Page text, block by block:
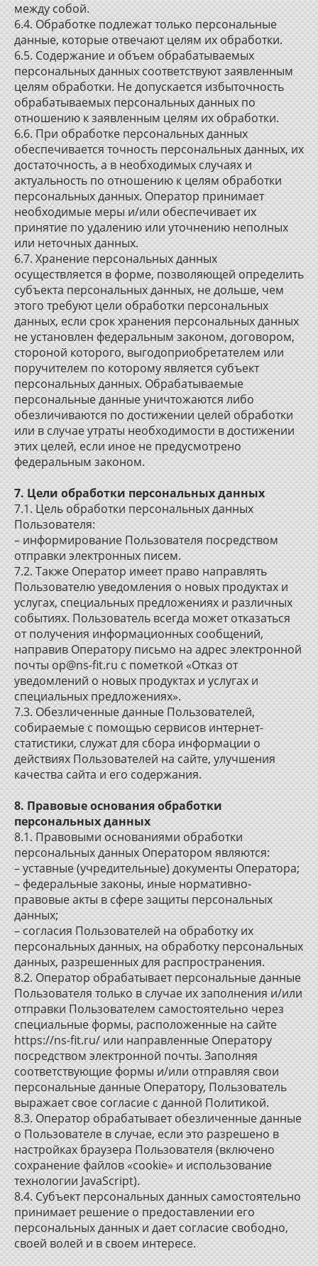
между собой.
6.4. Обработке подлежат только персональные
данные, которые отвечают целям их обработки.
6.5. Содержание и объем обрабатываемых
персональных данных соответствуют заявленным
целям обработки. Не допускается избыточность
обрабатываемых персональных данных по
отношению к заявленным целям их обработки.
6.6. При обработке персональных данных
обеспечивается точность персональных данных, их
достаточность, а в необходимых случаях и
актуальность по отношению к целям обработки
персональных данных. Оператор принимает
необходимые меры и/или обеспечивает их
принятие по удалению или уточнению неполных
или неточных данных.
6.7. Хранение персональных данных
осуществляется в форме, позволяющей определить
субъекта персональных данных, не дольше, чем
этого требуют цели обработки персональных
данных, если срок хранения персональных данных
не установлен федеральным законом, договором,
стороной которого, выгодоприобретателем или
поручителем по которому является субъект
персональных данных. Обрабатываемые
персональные данные уничтожаются либо
обезличиваются по достижении целей обработки
или в случае утраты необходимости в достижении
этих целей, если иное не предусмотрено
федеральным законом.
7. Цели обработки персональных данных
7.1. Цель обработки персональных данных
Пользователя:
– информирование Пользователя посредством
отправки электронных писем.
7.2. Также Оператор имеет право направлять
Пользователю уведомления о новых продуктах и
услугах, специальных предложениях и различных
событиях. Пользователь всегда может отказаться
от получения информационных сообщений,
направив Оператору письмо на адрес электронной
почты op@ns-fit.ru с пометкой «Отказ от
уведомлений о новых продуктах и услугах и
специальных предложениях».
7.3. Обезличенные данные Пользователей,
собираемые с помощью сервисов интернет-
статистики, служат для сбора информации о
действиях Пользователей на сайте, улучшения
качества сайта и его содержания.
8. Правовые основания обработки
персональных данных
8.1. Правовыми основаниями обработки
персональных данных Оператором являются:
– уставные (учредительные) документы Оператора;
– федеральные законы, иные нормативно-
правовые акты в сфере защиты персональных
данных;
– согласия Пользователей на обработку их
персональных данных, на обработку персональных
данных, разрешенных для распространения.
8.2. Оператор обрабатывает персональные данные
Пользователя только в случае их заполнения и/или
отправки Пользователем самостоятельно через
специальные формы, расположенные на сайте
https://ns-fit.ru/ или направленные Оператору
посредством электронной почты. Заполняя
соответствующие формы и/или отправляя свои
персональные данные Оператору, Пользователь
выражает свое согласие с данной Политикой.
8.3. Оператор обрабатывает обезличенные данные
о Пользователе в случае, если это разрешено в
настройках браузера Пользователя (включено
сохранение файлов «cookie» и использование
технологии JavaScript).
8.4. Субъект персональных данных самостоятельно
принимает решение о предоставлении его
персональных данных и дает согласие свободно,
своей волей и в своем интересе.